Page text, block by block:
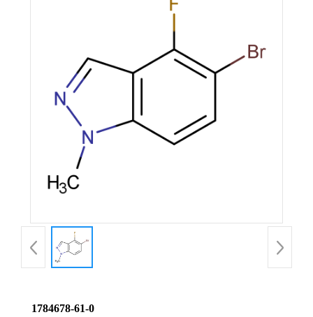
产
1784678-61-0